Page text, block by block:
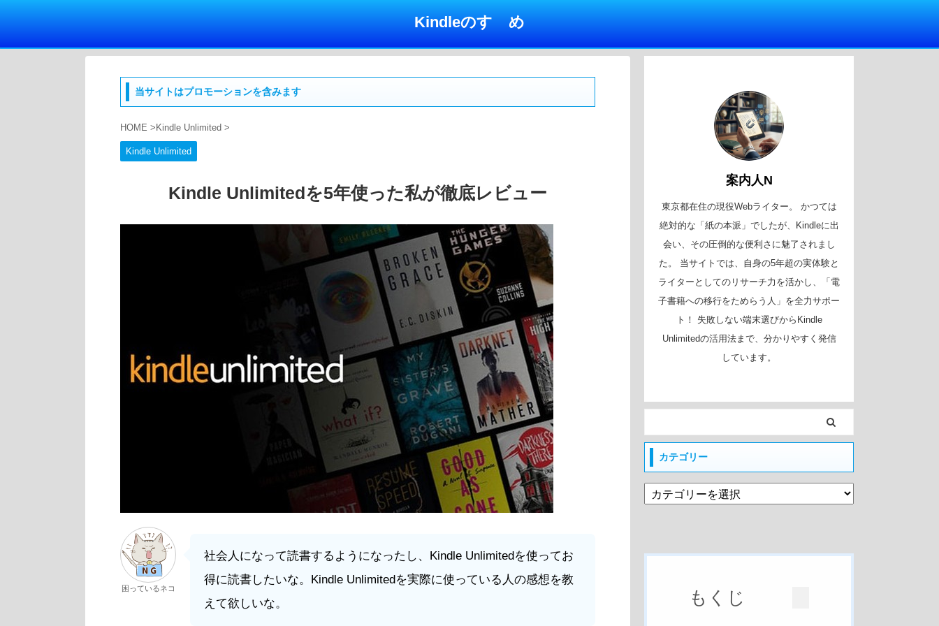
Kindleのすゝめ
当サイトはプロモーションを含みます
HOME > Kindle Unlimited >
Kindle Unlimited
Kindle Unlimitedを5年使った私が徹底レビュー
困っているネコ
社会人になって読書するようになったし、Kindle Unlimitedを使ってお
得に読書したいな。Kindle Unlimitedを実際に使っている人の感想を教
えて欲しいな。
案内人N
東京都在住の現役Webライター。 かつては
絶対的な「紙の本派」でしたが、Kindleに出
会い、その圧倒的な便利さに魅了されまし
た。 当サイトでは、自身の5年超の実体験と
ライターとしてのリサーチ力を活かし、「電
子書籍への移行をためらう人」を全力サポー
ト！ 失敗しない端末選びからKindle
Unlimitedの活用法まで、分かりやすく発信
しています。
カテゴリー
もくじ